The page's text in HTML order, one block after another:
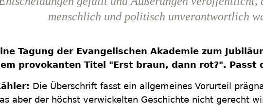
menschlich und politisch unverantwortlich
Tagung der Evangelischen Akademie zum
provokanten Titel "Erst braun, dann rot?". Passt
Die Überschrift fasst ein allgemeines Vorurteil
aber der höchst verwickelten Geschichte nicht gerecht